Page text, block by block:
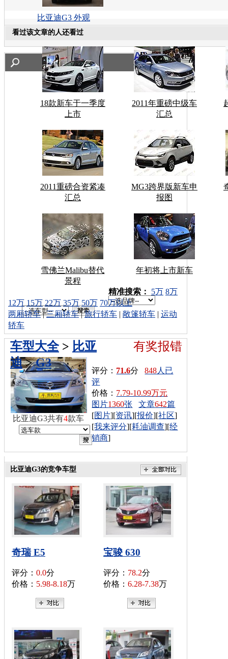
比亚迪G3 外观
看过该文章的人还看过
18款新车于一季度
上市
2011年重磅中级车
汇总
2011重磅合资紧凑
汇总
MG3跨界版新车申
报图
雪佛兰Malibu替代
景程
年初将上市新车
车型搜索：
精准搜索： 5万 8万
12万 15万 22万 35万 50万 70万以上
两厢轿车|三厢轿车|旅行轿车 | 敞篷轿车 | 运动
轿车
有奖报错
车型大全> 比亚
迪>G3
评分： 71.6分848人已
评
价格： 7.79-10.99万元
图片1360张 文章642篇
[图片][资讯][报价][社区]
[我来评分][耗油调查][经
销商]
比亚迪G3共有4款车
比亚迪G3的竞争车型
奇瑞 E5
评分： 0.0分
价格： 5.98-8.18万
宝骏 630
评分： 78.2分
价格： 6.28-7.38万